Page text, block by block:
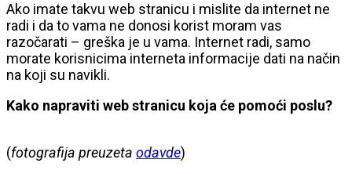
Ako imate takvu web stranicu i mislite da internet ne
radi i da to vama ne donosi korist moram vas
razočarati – greška je u vama. Internet radi, samo
morate korisnicima interneta informacije dati na način
na koji su navikli.
Kako napraviti web stranicu koja će pomoći poslu?
(fotografija preuzeta odavde)